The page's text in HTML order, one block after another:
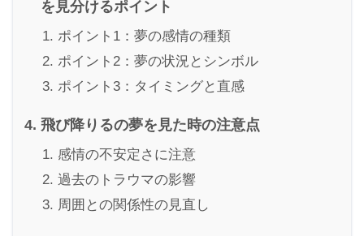
を見分けるポイント
ポイント1：夢の感情の種類
ポイント2：夢の状況とシンボル
ポイント3：タイミングと直感
飛び降りるの夢を見た時の注意点
感情の不安定さに注意
過去のトラウマの影響
周囲との関係性の見直し